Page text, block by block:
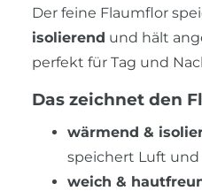
Der feine Flaumflor
isolierend und hält
perfekt für Tag und
Das zeichnet den
wärmend &
speichert Luft
weich &